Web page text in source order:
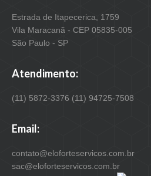
Estrada de Itapecerica, 1759
Vila Maracanã - CEP 05835-005
São Paulo - SP
Atendimento:
(11) 5872-3376 (11) 94725-7508
Email:
contato@eloforteservicos.com.br
sac@eloforteservicos.com.br